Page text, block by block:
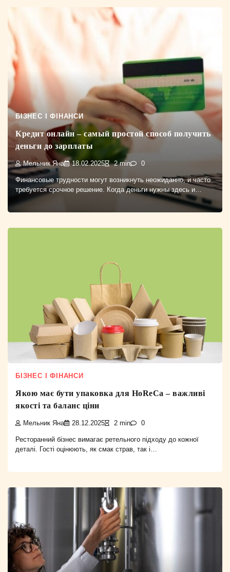
БІЗНЕС І ФІНАНСИ
Кредит онлайн – самый простой способ получить
деньги до зарплаты
Мельник Яна 18.02.2025 2 min 0
Финансовые трудности могут возникнуть неожиданно, и часто
требуется срочное решение. Когда деньги нужны здесь и…
БІЗНЕС І ФІНАНСИ
Якою має бути упаковка для HoReCa – важливі
якості та баланс ціни
Мельник Яна 28.12.2025 2 min 0
Ресторанний бізнес вимагає ретельного підходу до кожної
деталі. Гості оцінюють, як смак страв, так і…